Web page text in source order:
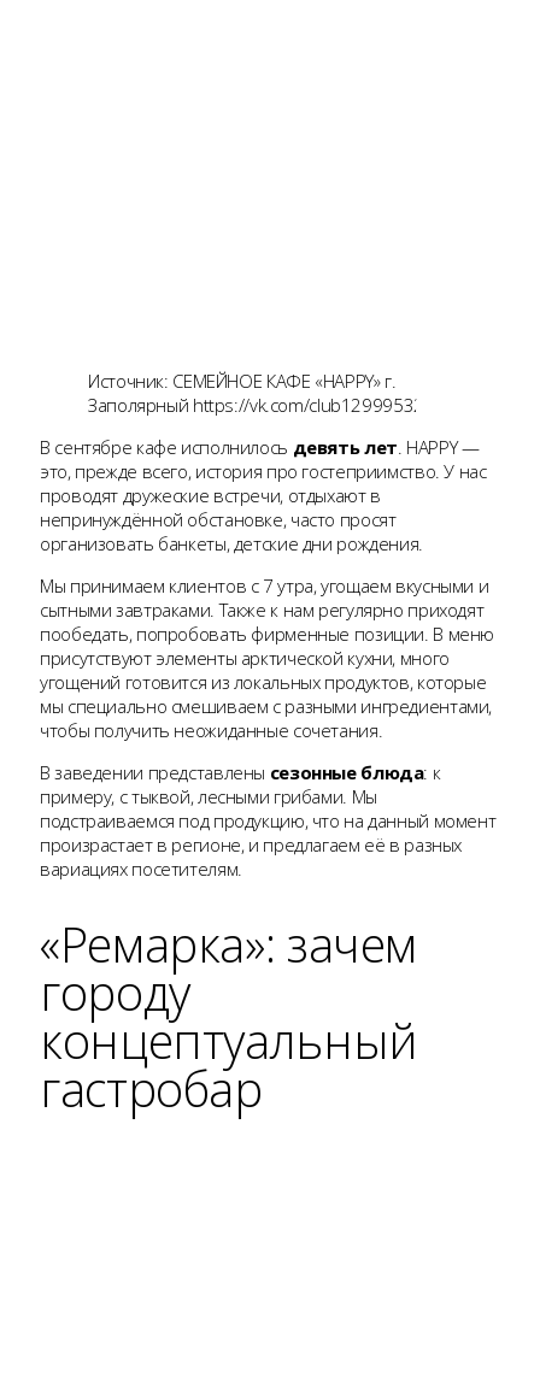
Источник: СЕМЕЙНОЕ КАФЕ «HAPPY» г.
Заполярный https://vk.com/club129995329
В сентябре кафе исполнилось девять лет . HAPPY —
это, прежде всего, история про гостеприимство. У нас
проводят дружеские встречи, отдыхают в
непринуждённой обстановке, часто просят
организовать банкеты, детские дни рождения.
Мы принимаем клиентов с 7 утра, угощаем вкусными и
сытными завтраками. Также к нам регулярно приходят
пообедать, попробовать фирменные позиции. В меню
присутствуют элементы арктической кухни, много
угощений готовится из локальных продуктов, которые
мы специально смешиваем с разными ингредиентами,
чтобы получить неожиданные сочетания.
В заведении представлены сезонные блюда: к
примеру, с тыквой, лесными грибами. Мы
подстраиваемся под продукцию, что на данный момент
произрастает в регионе, и предлагаем её в разных
вариациях посетителям.
«Ремарка»: зачем
городу
концептуальный
гастробар